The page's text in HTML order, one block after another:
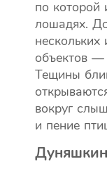
по которой
лошадях.
объектов —
Тещины
вокруг
и пение